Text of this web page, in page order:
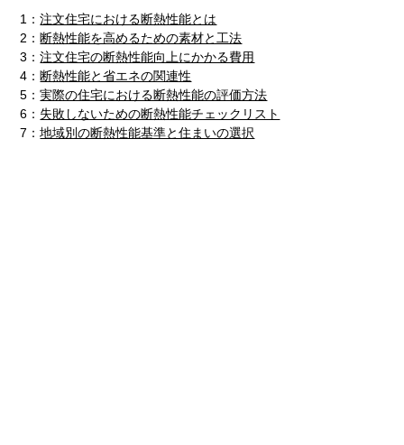
1：注文住宅における断熱性能とは
2： 断熱性能を高めるための素材と工法
3：注文住宅の断熱性能向上にかかる費用
4： 断熱性能と省エネの関連性
5：実際の住宅における断熱性能の評価方法
6： 失敗しないための断熱性能チェックリスト
7：地域別の断熱性能基準と住まいの選択